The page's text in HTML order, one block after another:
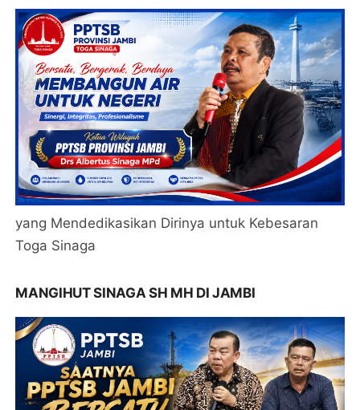
yang Mendedikasikan Dirinya untuk Kebesaran
Toga Sinaga
MANGIHUT SINAGA SH MH DI JAMBI